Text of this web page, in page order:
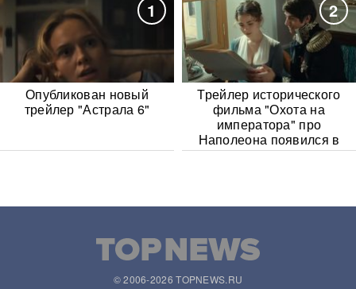
1
Опубликован новый
трейлер "Астрала 6"
2
Трейлер исторического
фильма "Охота на
императора" про
Наполеона появился в
Сети
© 2006-2026 TOPNEWS.RU